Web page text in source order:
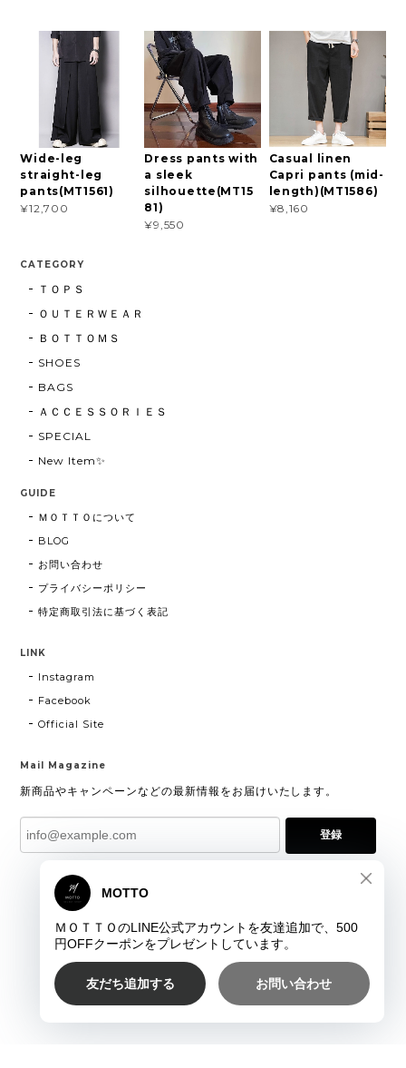
Wide-leg
straight-leg
pants(MT1561)
¥12,700
Dress pants with
a sleek
silhouette(MT15
81)
¥9,550
Casual linen
Capri pants (mid-
length)(MT1586)
¥8,160
CATEGORY
ＴＯＰＳ
ＯＵＴＥＲＷＥＡＲ
ＢＯＴＴＯＭＳ
SHOES
BAGS
ＡＣＣＥＳＳＯＲＩＥＳ
SPECIAL
New Item✨
GUIDE
ＭＯＴＴＯについて
BLOG
お問い合わせ
プライバシーポリシー
特定商取引法に基づく表記
LINK
Instagram
Facebook
Official Site
Mail Magazine
新商品やキャンペーンなどの最新情報をお届けいたします。
登録